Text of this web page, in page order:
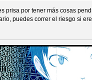
prisa por tener más cosas
puedes correr el riesgo si